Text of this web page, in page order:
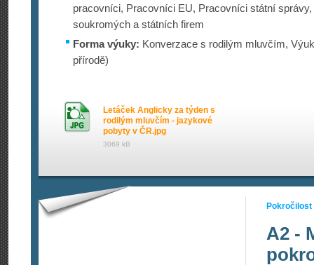
pracovníci, Pracovníci EU, Pracovníci státní
soukromých a státních firem
Forma výuky: Konverzace s rodilým mluvčím,
přírodě)
Letáček Anglicky za týden s
rodilým mluvčím - jazykové
pobyty v ČR.jpg
3069 kB
Pokročilost
A2 -